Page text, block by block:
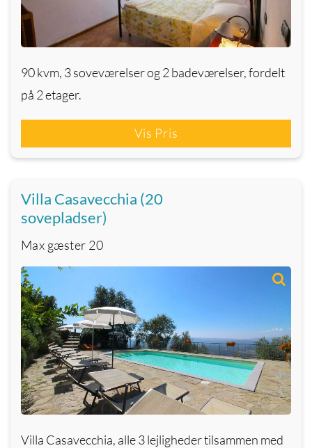
90 kvm, 3 soveværelser og 2 badeværelser, fordelt
på 2 etager.
Vis Pris
Villa Casavecchia (20
sovepladser)
Max gæster 20
Villa Casavecchia, alle 3 lejligheder tilsammen med